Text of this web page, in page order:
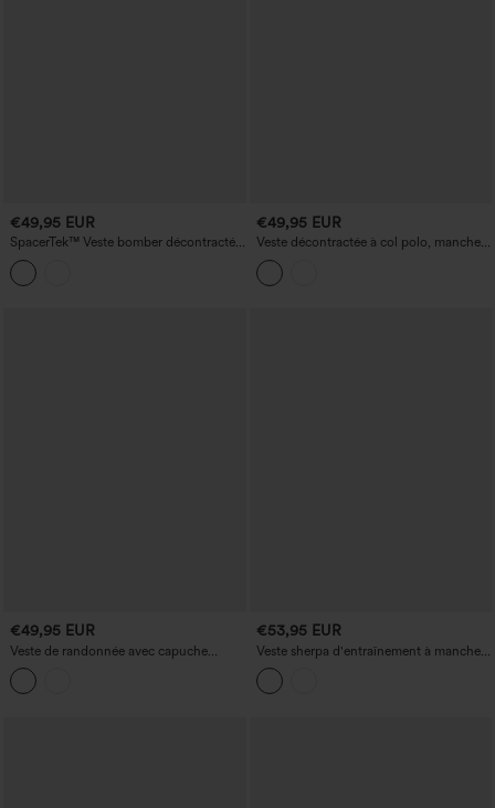
€49,95 EUR
SpacerTek™ Veste bomber décontractée
à col rond, manches longues et poches
€49,95 EUR
Veste décontractée à col polo, manches
longues, cordon de serrage et poches.
€49,95 EUR
Veste de randonnée avec capuche
amovible, ouvertures pour les pouces,
cordon de serrage, fermeture éclair à
double sens et poches
€53,95 EUR
Veste sherpa d'entraînement à manches
longues, ourlet arrondi haut-bas (plus
long au dos) et poches